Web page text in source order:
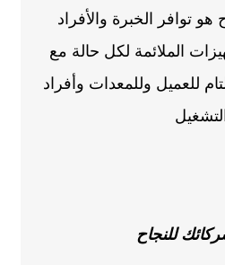
هو توافر الخبرة والأفراد
الملائمة لكل حالة مع
للعميل وللمعدات وأفراد
التشغيل
للنجاح